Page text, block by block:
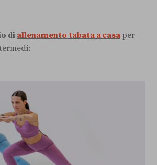
diallenamento tabata a casa per